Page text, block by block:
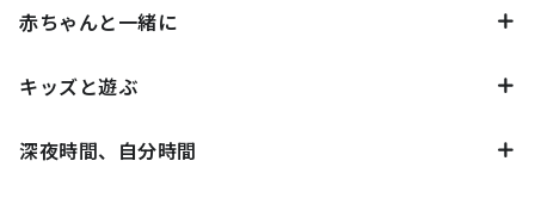
赤ちゃんと一緒に
キッズと遊ぶ
深夜時間、自分時間